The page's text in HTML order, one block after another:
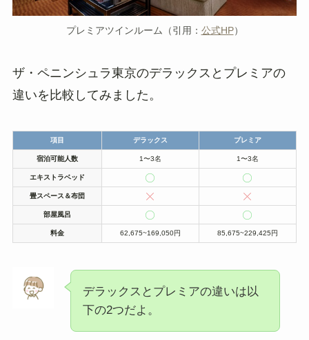
プレミアツインルーム（引用： 公式HP）
ザ・ペニンシュラ東京のデラックスとプレミアの
違いを比較してみました。
項目 デラックス プレミア
宿泊可能人数 1〜3名 1〜3名
エキストラベッド
畳スペース＆布団
部屋風呂
料金 62,675~169,050円 85,675~229,425円
デラックスとプレミアの違いは以
下の2つだよ。